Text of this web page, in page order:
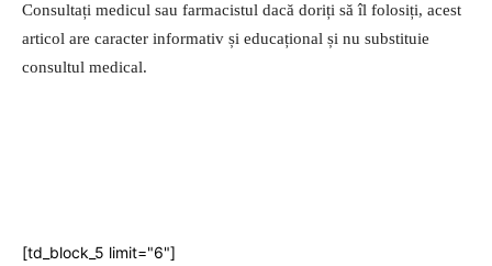
Consultați medicul sau farmacistul dacă doriți să îl folosiți, acest
articol are caracter informativ și educațional și nu substituie
consultul medical.
[td_block_5 limit="6"]